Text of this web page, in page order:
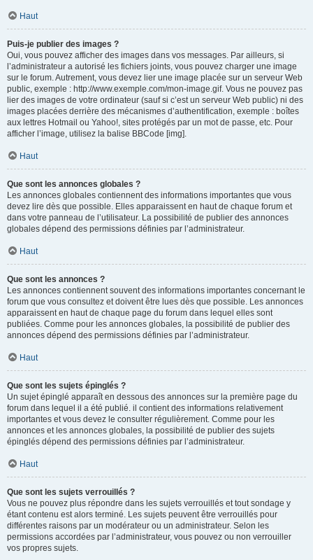
Haut
Puis-je publier des images ?
Oui, vous pouvez afficher des images dans vos messages. Par ailleurs, si
l’administrateur a autorisé les fichiers joints, vous pouvez charger une image
sur le forum. Autrement, vous devez lier une image placée sur un serveur Web
public, exemple : http://www.exemple.com/mon-image.gif. Vous ne pouvez pas
lier des images de votre ordinateur (sauf si c’est un serveur Web public) ni des
images placées derrière des mécanismes d’authentification, exemple : boîtes
aux lettres Hotmail ou Yahoo!, sites protégés par un mot de passe, etc. Pour
afficher l’image, utilisez la balise BBCode [img].
Haut
Que sont les annonces globales ?
Les annonces globales contiennent des informations importantes que vous
devez lire dès que possible. Elles apparaissent en haut de chaque forum et
dans votre panneau de l’utilisateur. La possibilité de publier des annonces
globales dépend des permissions définies par l’administrateur.
Haut
Que sont les annonces ?
Les annonces contiennent souvent des informations importantes concernant le
forum que vous consultez et doivent être lues dès que possible. Les annonces
apparaissent en haut de chaque page du forum dans lequel elles sont
publiées. Comme pour les annonces globales, la possibilité de publier des
annonces dépend des permissions définies par l’administrateur.
Haut
Que sont les sujets épinglés ?
Un sujet épinglé apparaît en dessous des annonces sur la première page du
forum dans lequel il a été publié. il contient des informations relativement
importantes et vous devez le consulter régulièrement. Comme pour les
annonces et les annonces globales, la possibilité de publier des sujets
épinglés dépend des permissions définies par l’administrateur.
Haut
Que sont les sujets verrouillés ?
Vous ne pouvez plus répondre dans les sujets verrouillés et tout sondage y
étant contenu est alors terminé. Les sujets peuvent être verrouillés pour
différentes raisons par un modérateur ou un administrateur. Selon les
permissions accordées par l’administrateur, vous pouvez ou non verrouiller
vos propres sujets.